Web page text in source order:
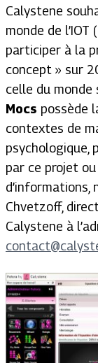
Calystene
monde de l’IOT
participer à la
concept » sur
celle du monde
Mocs possède
contextes de
psychologique,
par ce projet
d’informations,
Chvetzoff,
Calystene à